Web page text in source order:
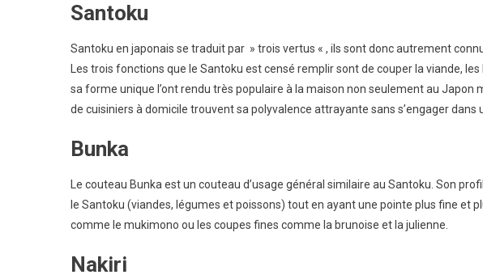
Santoku
Santoku en japonais se traduit par » trois vertus « , ils sont donc autrement
Les trois fonctions que le Santoku est censé remplir sont de couper la viande,
sa forme unique l’ont rendu très populaire à la maison non seulement au Japon
de cuisiniers à domicile trouvent sa polyvalence attrayante sans s’engager dans
Bunka
Le couteau Bunka est un couteau d’usage général similaire au Santoku. Son
le Santoku (viandes, légumes et poissons) tout en ayant une pointe plus fine et
comme le mukimono ou les coupes fines comme la brunoise et la julienne.
Nakiri